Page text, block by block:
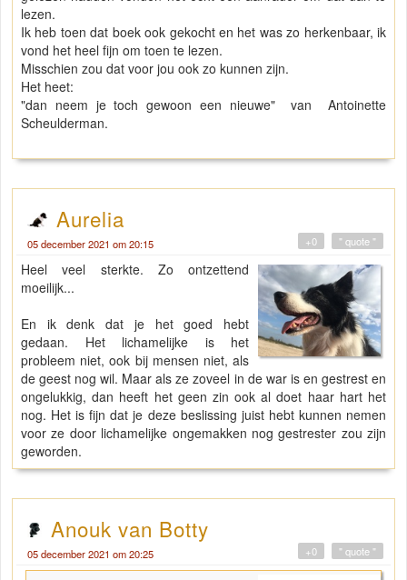
lezen.
Ik heb toen dat boek ook gekocht en het was zo herkenbaar, ik
vond het heel fijn om toen te lezen.
Misschien zou dat voor jou ook zo kunnen zijn.
Het heet:
"dan neem je toch gewoon een nieuwe" van Antoinette
Scheulderman.
Aurelia
05 december 2021 om 20:15 " quote "
+0
Heel veel sterkte. Zo ontzettend
moeilijk...
En ik denk dat je het goed hebt
gedaan. Het lichamelijke is het
probleem niet, ook bij mensen niet, als
de geest nog wil. Maar als ze zoveel in de war is en gestrest en
ongelukkig, dan heeft het geen zin ook al doet haar hart het
nog. Het is fijn dat je deze beslissing juist hebt kunnen nemen
voor ze door lichamelijke ongemakken nog gestrester zou zijn
geworden.
Anouk van Botty
05 december 2021 om 20:25 " quote "
+0